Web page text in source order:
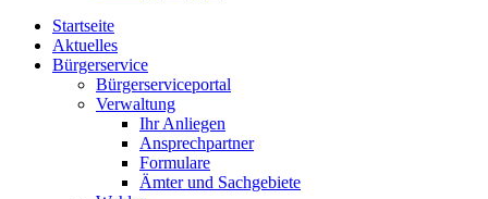
Startseite
Aktuelles
Bürgerservice
Bürgerserviceportal
Verwaltung
Ihr Anliegen
Ansprechpartner
Formulare
Ämter und Sachgebiete